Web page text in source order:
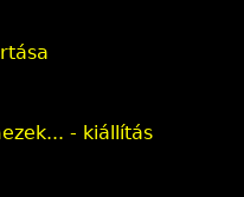
- kiállítás